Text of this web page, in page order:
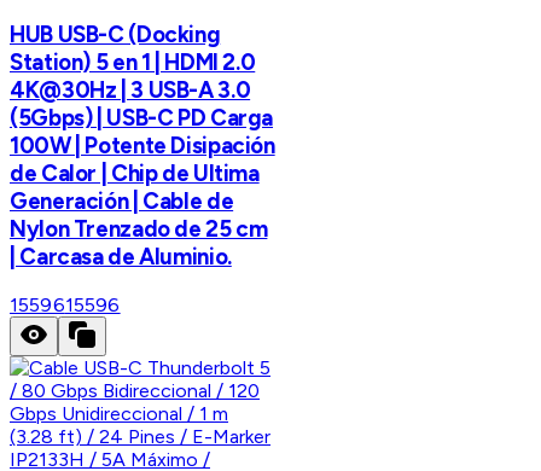
HUB USB-C (Docking
Station) 5 en 1 | HDMI 2.0
4K@30Hz | 3 USB-A 3.0
(5Gbps) | USB-C PD Carga
100W | Potente Disipación
de Calor | Chip de Ultima
Generación | Cable de
Nylon Trenzado de 25 cm
| Carcasa de Aluminio.
1559615596